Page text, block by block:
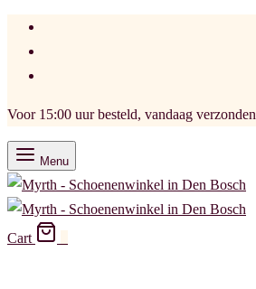
Voor 15:00 uur besteld, vandaag verzonden
Menu
Cart